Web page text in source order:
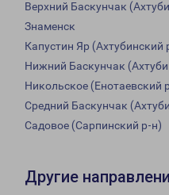
Верхний Баскунчак
Знаменск
Капустин Яр (Ахтубинский
Нижний Баскунчак
Никольское (Енотаевский
Средний Баскунчак
Садовое (Сарпинский р-н)
Другие